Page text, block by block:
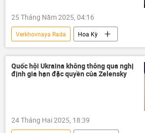
Thế giới
Báo chí thế giới
25 Tháng Năm 2025, 04:16
Verkhovnaya Rada
Hoa Kỳ
Tucker Carlson
Vladimir Zelensky
Ukraina
Thế giới
phương Tây
thông tin
Quốc hội Ukraina không thông qua nghị
định gia hạn đặc quyền của Zelensky
24 Tháng Hai 2025, 18:39